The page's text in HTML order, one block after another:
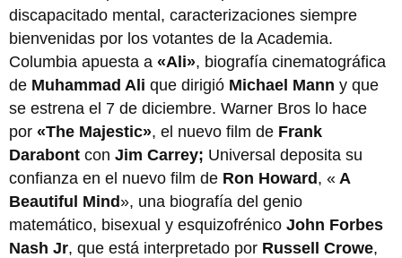
discapacitado mental, caracterizaciones siempre
bienvenidas por los votantes de la Academia.
Columbia apuesta a «Ali», biografía cinematográfica
de Muhammad Ali que dirigió Michael Mann y que
se estrena el 7 de diciembre. Warner Bros lo hace
por «The Majestic», el nuevo film de Frank
Darabont con Jim Carrey; Universal deposita su
confianza en el nuevo film de Ron Howard, « A
Beautiful Mind», una biografía del genio
matemático, bisexual y esquizofrénico John Forbes
Nash Jr, que está interpretado por Russell Crowe,